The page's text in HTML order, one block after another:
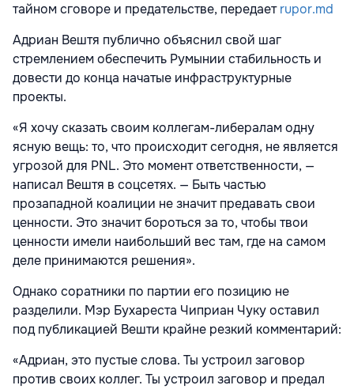
тайном сговоре и предательстве, передаетrupor.md
Адриан Вештя публично объяснил свой шаг
стремлением обеспечить Румынии стабильность и
довести до конца начатые инфраструктурные
проекты.
«Я хочу сказать своим коллегам-либералам одну
ясную вещь: то, что происходит сегодня, не является
угрозой для PNL. Это момент ответственности, —
написал Вештя в соцсетях. — Быть частью
прозападной коалиции не значит предавать свои
ценности. Это значит бороться за то, чтобы твои
ценности имели наибольший вес там, где на самом
деле принимаются решения».
Однако соратники по партии его позицию не
разделили. Мэр Бухареста Чиприан Чуку оставил
под публикацией Вешти крайне резкий комментарий:
«Адриан, это пустые слова. Ты устроил заговор
против своих коллег. Ты устроил заговор и предал